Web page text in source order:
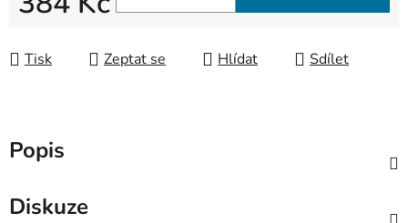
Tisk Zeptat se Hlídat Sdílet
Popis
Diskuze